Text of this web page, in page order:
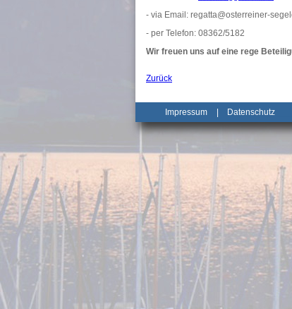
- via Email: regatta@osterreiner-
- per Telefon: 08362/5182
Wir freuen uns auf eine rege
Zurück
Impressum Datenschutz